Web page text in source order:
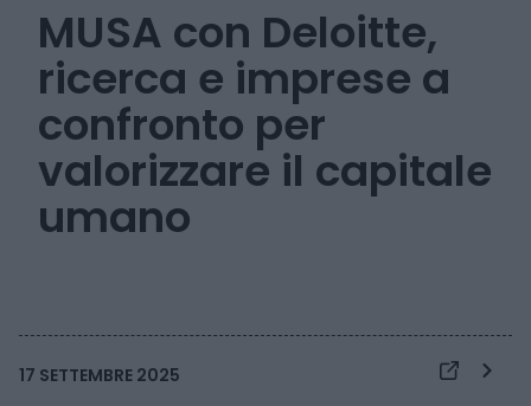
MUSA con Deloitte,
ricerca e imprese a
confronto per
valorizzare il capitale
umano
17 SETTEMBRE 2025